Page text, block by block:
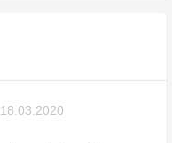
18.03.2020